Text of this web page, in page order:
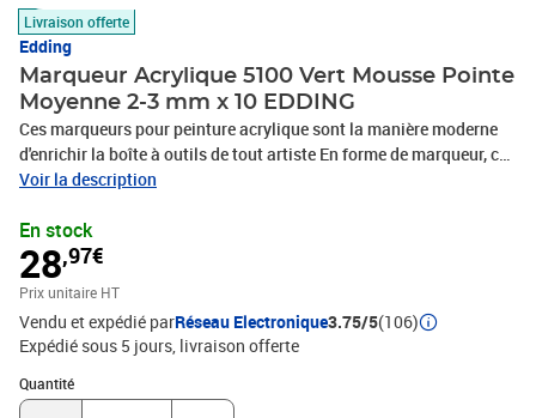
Livraison offerte
Edding
Marqueur Acrylique 5100 Vert Mousse Pointe
Moyenne 2-3 mm x 10 EDDING
Ces marqueurs pour peinture acrylique sont la manière moderne
d'enrichir la boîte à outils de tout artiste En forme de marqueur, ce
stylo de peinture est plus facile à manipuler que l'encre acrylique
pouvez appliquer la peinture directement sur la surface et garantir
un débit régulier Précis et facile à appliquer, il permet une
créativité spontanée La largeur d'écriture moyenne garantit des
tracés précis pour une multitude de motifs Il est ainsi possible de
réaliser des œuvres d'art de grandes dimensions et laborieuses à
exécuter aussi bien que des cartes de vœux vite décorées La
créativité n'a plus aucune limite Un petit conseil : les couleurs
peuvent être mélangées ou superposées Il est également possible
Voir la description
En stock
28,97€
Prix unitaire HT
Vendu et expédié parRéseau Electronique3.75/5(106)
Expédié sous 5 jours livraison offerte
Quantité
Quantité : 1